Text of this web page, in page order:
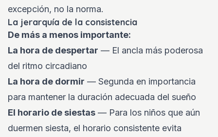
excepción, no la norma.
La jerarquía de la consistencia
De más a menos importante:
La hora de despertar — El ancla más poderosa
del ritmo circadiano
La hora de dormir — Segunda en importancia
para mantener la duración adecuada del sueño
El horario de siestas — Para los niños que aún
duermen siesta, el horario consistente evita